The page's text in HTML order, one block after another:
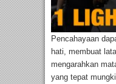
Pencahayaan
hati, membuat
mengarahkan
yang tepat